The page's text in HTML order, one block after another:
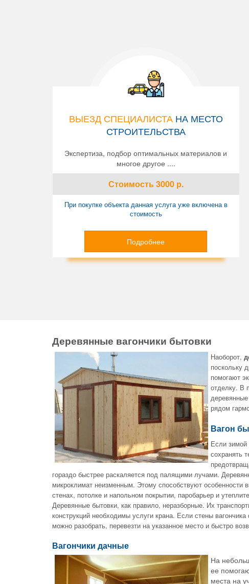
ВЫЕЗД СПЕЦИАЛИСТАНА МЕСТО
СТРОИТЕЛЬСТВА
Экспертиза, подбор оптимальных материалов и
многое другое ....
Стоимость3000р.
При покупке объекта данная услуга уже включена в
стоимость
Подробнее
Деревянные вагончики бытовки
Наоборот,
поскольку
помогают
отделку. В
рядом
Вагон
Если зимой
сохранять
гораздо быстрее раскаляется под палящими лучами.
микроклимат неизменным. Этому способствуют особенности
стенах, потолке и напольном покрытии, паробарьер и
Деревянные бытовки, как правило, неразборные. Их
конструкций необходимы услуги крана. Если стены
можно разобрать, перевезти на указанное место и быстро
Вагончики дачные
На
ее
места на